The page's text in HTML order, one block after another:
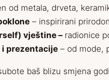
od metala, drveta,
– inspirirani
vještine – radionice
i prezentacije – od mode,
baš blizu smjena